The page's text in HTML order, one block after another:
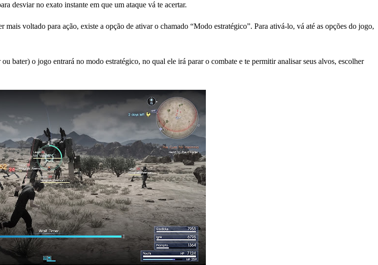
desviar no exato instante em que um ataque vá te acertar.
mais voltado para ação, existe a opção de ativar o chamado “Modo estratégico”. Para ativá-lo, vá até as opções do jogo,
bater) o jogo entrará no modo estratégico, no qual ele irá parar o combate e te permitir analisar seus alvos, escolher